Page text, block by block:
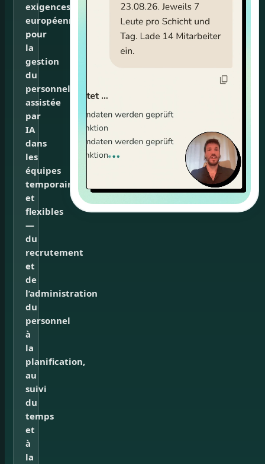
exigences
européennes
pour
la
gestion
du
personnel
assistée
par
IA
dans
les
équipes
temporaires
et
flexibles
—
du
recrutement
et
de
l’administration
du
personnel
à
la
planification,
au
suivi
du
temps
et
à
la